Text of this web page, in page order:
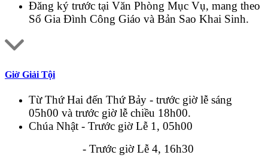
Đăng ký trước tại Văn Phòng Mục Vụ, mang theo
Sổ Gia Đình Công Giáo và Bản Sao Khai Sinh.
Giờ Giải Tội
Từ Thứ Hai đến Thứ Bảy - trước giờ lễ sáng
05h00 và trước giờ lễ chiều 18h00.
Chúa Nhật - Trước giờ Lễ 1, 05h00
- Trước giờ Lễ 4, 16h30